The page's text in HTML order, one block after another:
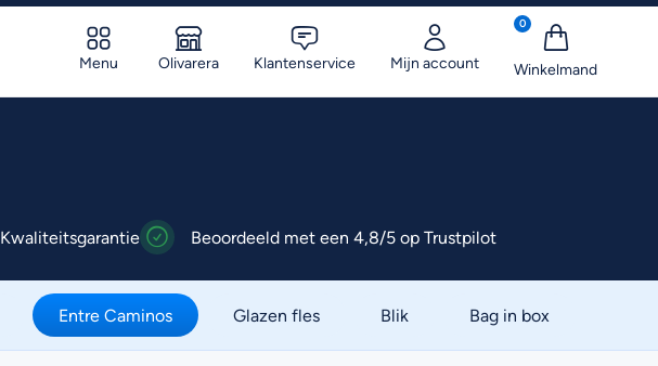
Menu Olivarera Klantenservice Mijn account
0
Kwaliteitsgarantie Beoordeeld met een 4,8/5 op Trustpilot
Entre Caminos Glazen fles Blik Bag in box